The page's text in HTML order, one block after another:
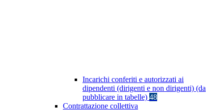
Incarichi conferiti e autorizzati ai
dipendenti (dirigenti e non dirigenti) (da
pubblicare in tabelle) 48
Contrattazione collettiva